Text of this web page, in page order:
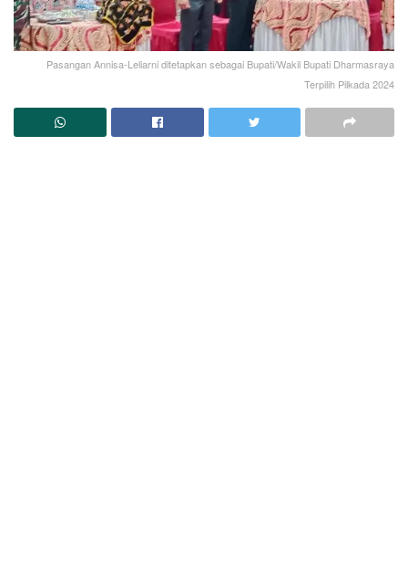
Pasangan Annisa-Leliarni ditetapkan sebagai Bupati/Wakil Bupati Dharmasraya
Terpilih Pilkada 2024